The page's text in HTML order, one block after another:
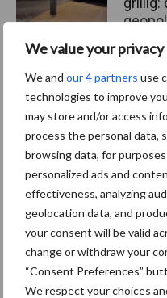
We value your privacy
We and our 4 partners use
technologies to improve
may store and/or access
process the personal data,
browsing data, for
personalized ads and
effectiveness, analyzing
geolocation data, and
your consent will be valid
change or withdraw your
“Consent Preferences”
We respect your choices
Themapagina's
Diergezondheid
Bedrijfsnieuws